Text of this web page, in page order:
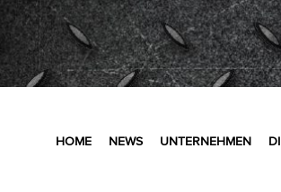
HOME NEWS UNTERNEHMEN